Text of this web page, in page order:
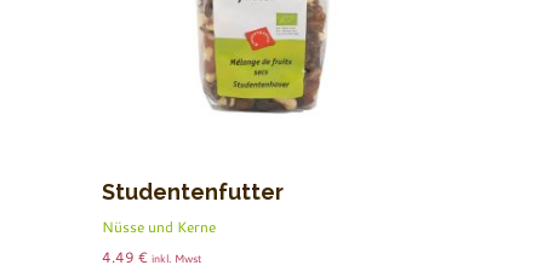
Studentenfutter
Nüsse und Kerne
4.49 € inkl. Mwst